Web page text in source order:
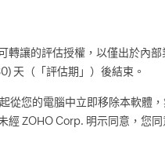
讓的評估授權，以僅出於內
天（「評估期」）後結束。
從您的電腦中立即移除本軟體
經 ZOHO Corp. 明示同意，您